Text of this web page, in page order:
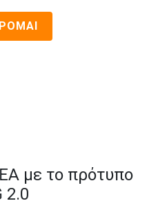
με το πρότυπο
2.0